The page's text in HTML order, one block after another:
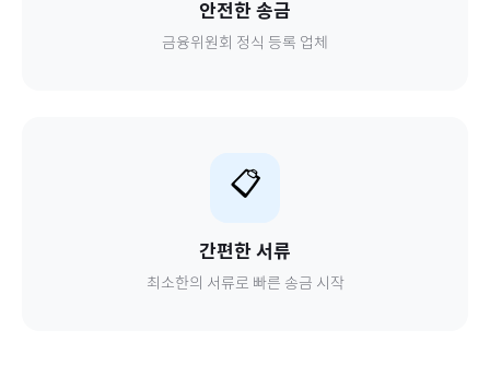
안전한 송금
금융위원회 정식 등록 업체
📋
간편한 서류
최소한의 서류로 빠른 송금 시작